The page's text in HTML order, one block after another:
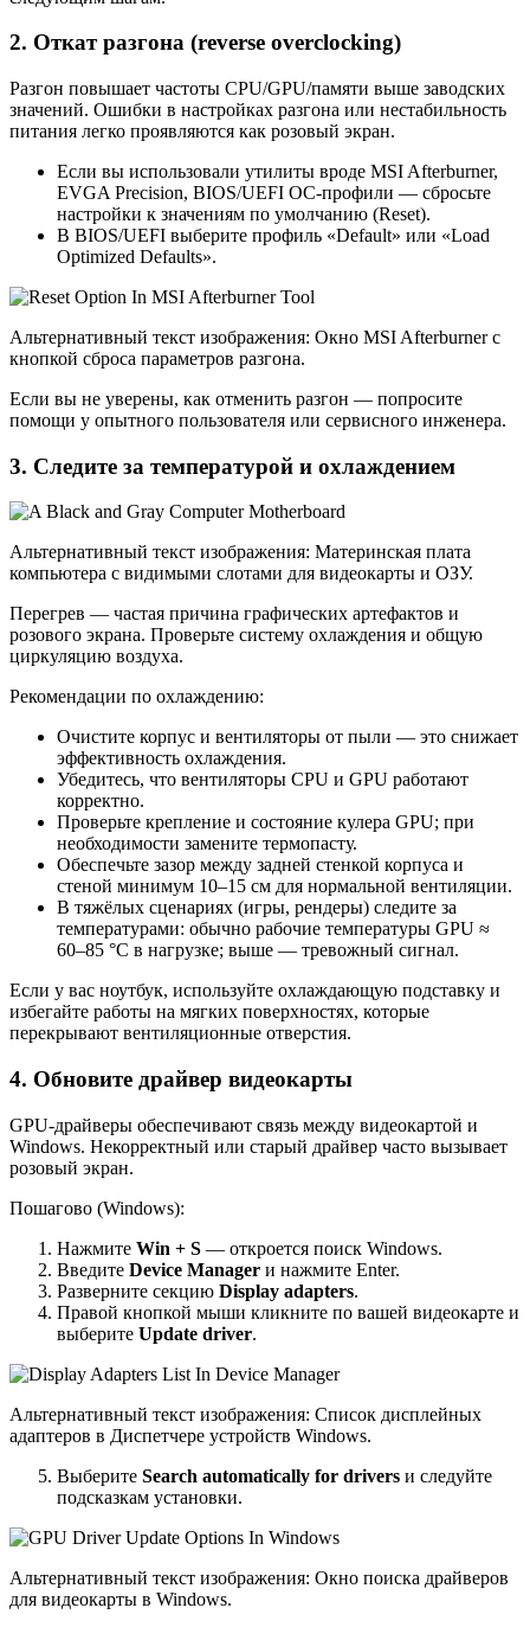
2. Откат разгона (reverse overclocking)
Разгон повышает частоты CPU/GPU/памяти выше заводских
значений. Ошибки в настройках разгона или нестабильность
питания легко проявляются как розовый экран.
Если вы использовали утилиты вроде MSI Afterburner,
EVGA Precision, BIOS/UEFI OC-профили — сбросьте
настройки к значениям по умолчанию (Reset).
В BIOS/UEFI выберите профиль «Default» или «Load
Optimized Defaults».
Альтернативный текст изображения: Окно MSI Afterburner с
кнопкой сброса параметров разгона.
Если вы не уверены, как отменить разгон — попросите
помощи у опытного пользователя или сервисного инженера.
3. Следите за температурой и охлаждением
Альтернативный текст изображения: Материнская плата
компьютера с видимыми слотами для видеокарты и ОЗУ.
Перегрев — частая причина графических артефактов и
розового экрана. Проверьте систему охлаждения и общую
циркуляцию воздуха.
Рекомендации по охлаждению:
Очистите корпус и вентиляторы от пыли — это снижает
эффективность охлаждения.
Убедитесь, что вентиляторы CPU и GPU работают
корректно.
Проверьте крепление и состояние кулера GPU; при
необходимости замените термопасту.
Обеспечьте зазор между задней стенкой корпуса и
стеной минимум 10–15 см для нормальной вентиляции.
В тяжёлых сценариях (игры, рендеры) следите за
температурами: обычно рабочие температуры GPU ≈
60–85 °C в нагрузке; выше — тревожный сигнал.
Если у вас ноутбук, используйте охлаждающую подставку и
избегайте работы на мягких поверхностях, которые
перекрывают вентиляционные отверстия.
4. Обновите драйвер видеокарты
GPU-драйверы обеспечивают связь между видеокартой и
Windows. Некорректный или старый драйвер часто вызывает
розовый экран.
Пошагово (Windows):
Нажмите Win + S — откроется поиск Windows.
Введите Device Manager и нажмите Enter.
Разверните секцию Display adapters.
Правой кнопкой мыши кликните по вашей видеокарте и
выберите Update driver.
Альтернативный текст изображения: Список дисплейных
адаптеров в Диспетчере устройств Windows.
Выберите Search automatically for drivers и следуйте
подсказкам установки.
Альтернативный текст изображения: Окно поиска драйверов
для видеокарты в Windows.